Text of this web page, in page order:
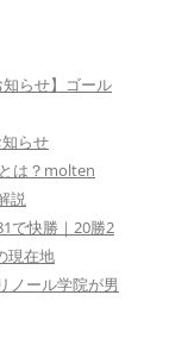
知らせ】ゴール
らせ
は？molten
説
で快勝｜20勝2
現在地
ノール学院が男